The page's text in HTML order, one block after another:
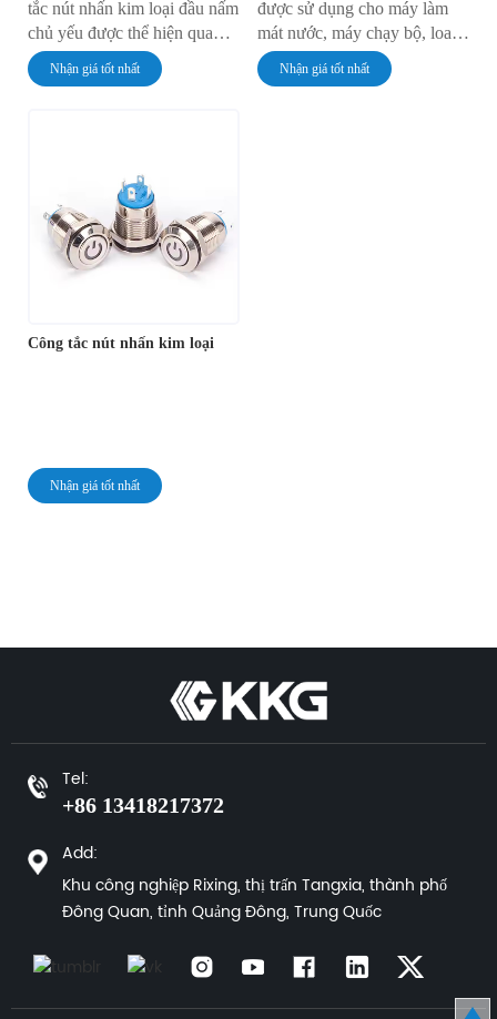
tắc nút nhấn kim loại đầu nấm
chủ yếu được thể hiện qua
thiết kế tổng thể, cấu trúc bên
trong, thiết kế đặc biệt và các
công tắc nút nhấn kim loại
đầu nấm, giúp chúng được sử
dụng rộng rãi trong nhiều
thiết bị điện tử khác nhau.
Nhận giá tốt nhất
được sử dụng cho máy làm
mát nước, máy chạy bộ, loa
máy tính, ô tô chạy bằng pin,
xe máy, TV ion, máy pha cà
Nhận giá tốt nhất
Công tắc nút nhấn kim loại
Nhận giá tốt nhất
Tel:
+86 13418217372
Add:
Khu công nghiệp Rixing, thị trấn Tangxia, thành phố
Đông Quan, tỉnh Quảng Đông, Trung Quốc